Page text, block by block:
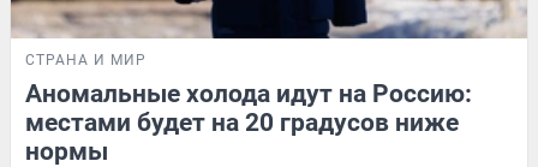
СТРАНА И МИР
Аномальные холода идут на Россию:
местами будет на 20 градусов ниже
нормы